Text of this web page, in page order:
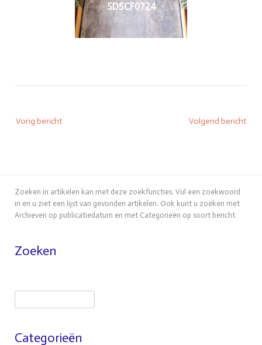
5DSCF0724
navigatie
Vorig bericht Volgend bericht
Zoeken in artikelen kan met deze zoekfuncties. Vul een zoekwoord
in en u ziet een lijst van gevonden artikelen. Ook kunt u zoeken met
Archieven op publicatiedatum en met Categorieën op soort bericht.
Zoeken
Categorieën